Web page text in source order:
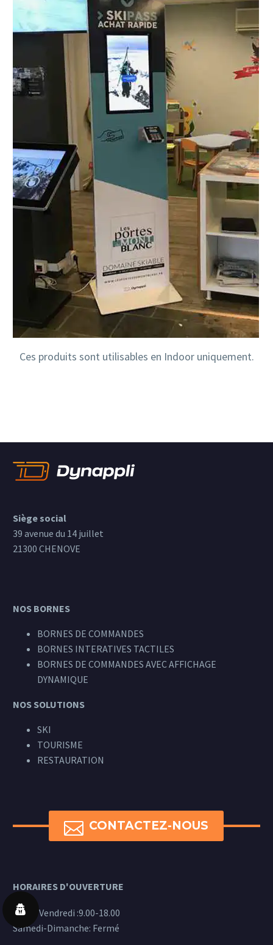
Ces produits sont utilisables en Indoor uniquement.
Siège social
39 avenue du 14 juillet
21300 CHENOVE
NOS BORNES
BORNES DE COMMANDES
BORNES INTERATIVES TACTILES
BORNES DE COMMANDES AVEC AFFICHAGE
DYNAMIQUE
NOS SOLUTIONS
SKI
TOURISME
RESTAURATION
 CONTACTEZ-NOUS
HORAIRES D'OUVERTURE
Lundi-Vendredi :9.00-18.00
Samedi-Dimanche: Fermé